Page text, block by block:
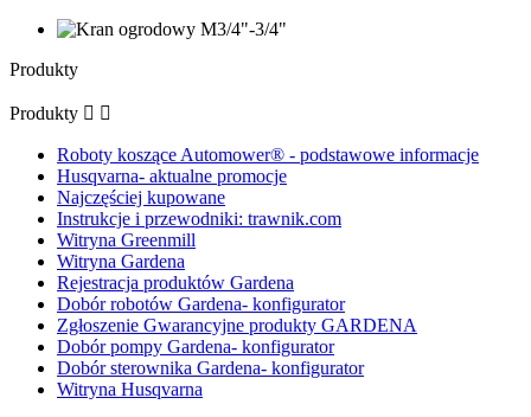
Produkty
Produkty  
Roboty koszące Automower® - podstawowe informacje
Husqvarna- aktualne promocje
Najczęściej kupowane
Instrukcje i przewodniki: trawnik.com
Witryna Greenmill
Witryna Gardena
Rejestracja produktów Gardena
Dobór robotów Gardena- konfigurator
Zgłoszenie Gwarancyjne produkty GARDENA
Dobór pompy Gardena- konfigurator
Dobór sterownika Gardena- konfigurator
Witryna Husqvarna